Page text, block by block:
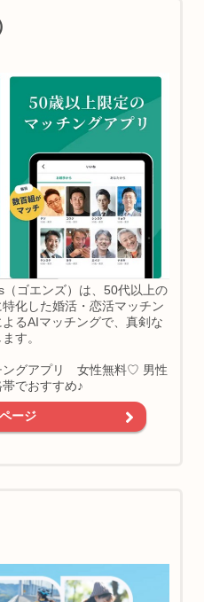
（ゴエンズ）は、50代以上の
化した婚活・恋活マッチン
るAIマッチングで、真剣な
す。
ングアプリ 女性無料♡ 男性
でおすすめ♪
ージ